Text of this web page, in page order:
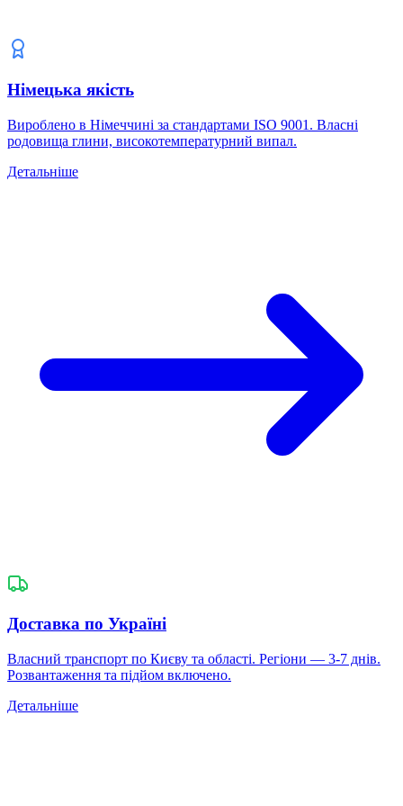
Німецька якість
Вироблено в Німеччині за стандартами ISO 9001. Власні
родовища глини, високотемпературний випал.
Детальніше
Доставка по Україні
Власний транспорт по Києву та області. Регіони — 3-7 днів.
Розвантаження та підйом включено.
Детальніше